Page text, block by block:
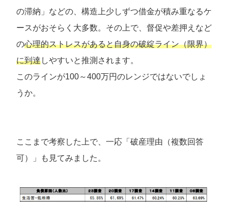
の滞納」などの、構造上少しずつ借金が積み重なるケ
ースがおそらく大多数。その上で、督促や差押えなど
の心理的ストレスがあると自身の破綻ライン（限界）
に到達しやすいと推測されます。
このラインが100～400万円のレンジではないでしょ
うか。
ここまで考察した上で、一応「破産理由（複数回答
可）」も見てみました。